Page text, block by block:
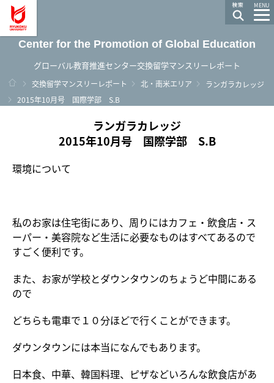
MENU
Center for the Promotion of Global Education
グローバル教育推進センター交換留学マンスリーレポート
ホーム
交換留学マンスリーレポート 北・南米エリア
ランガラカレッジ
2015年10月号 国際学部 S.B
ランガラカレッジ
2015年10月号 国際学部 S.B
環境について
私のお家は住宅街にあり、周りにはカフェ・飲食店・ス
ーパー・美容院など生活に必要なものはすべてあるので
すごく便利です。
また、お家が学校とダウンタウンのちょうど中間にある
ので
どちらも電車で１０分ほどで行くことができます。
ダウンタウンには本当になんでもあります。
日本食、中華、韓国料理、ピザなどいろんな飲食店があ